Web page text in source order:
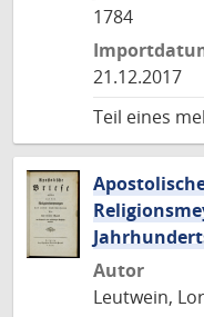
1784
21.12.2017
Teil eines
Autor
Leutwein,